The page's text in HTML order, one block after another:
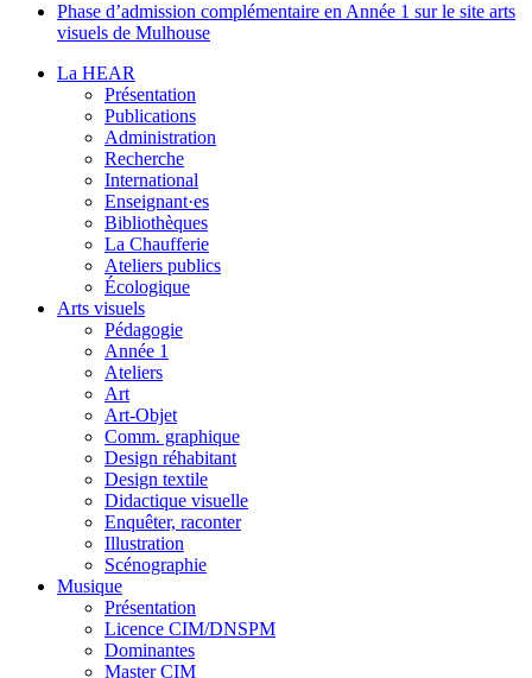
Phase d’admission complémentaire en Année 1 sur le site arts
visuels de Mulhouse
La HEAR
Présentation
Publications
Administration
Recherche
International
Enseignant·es
Bibliothèques
La Chaufferie
Ateliers publics
Écologique
Arts visuels
Pédagogie
Année 1
Ateliers
Art
Art-Objet
Comm. graphique
Design réhabitant
Design textile
Didactique visuelle
Enquêter, raconter
Illustration
Scénographie
Musique
Présentation
Licence CIM/DNSPM
Dominantes
Master CIM